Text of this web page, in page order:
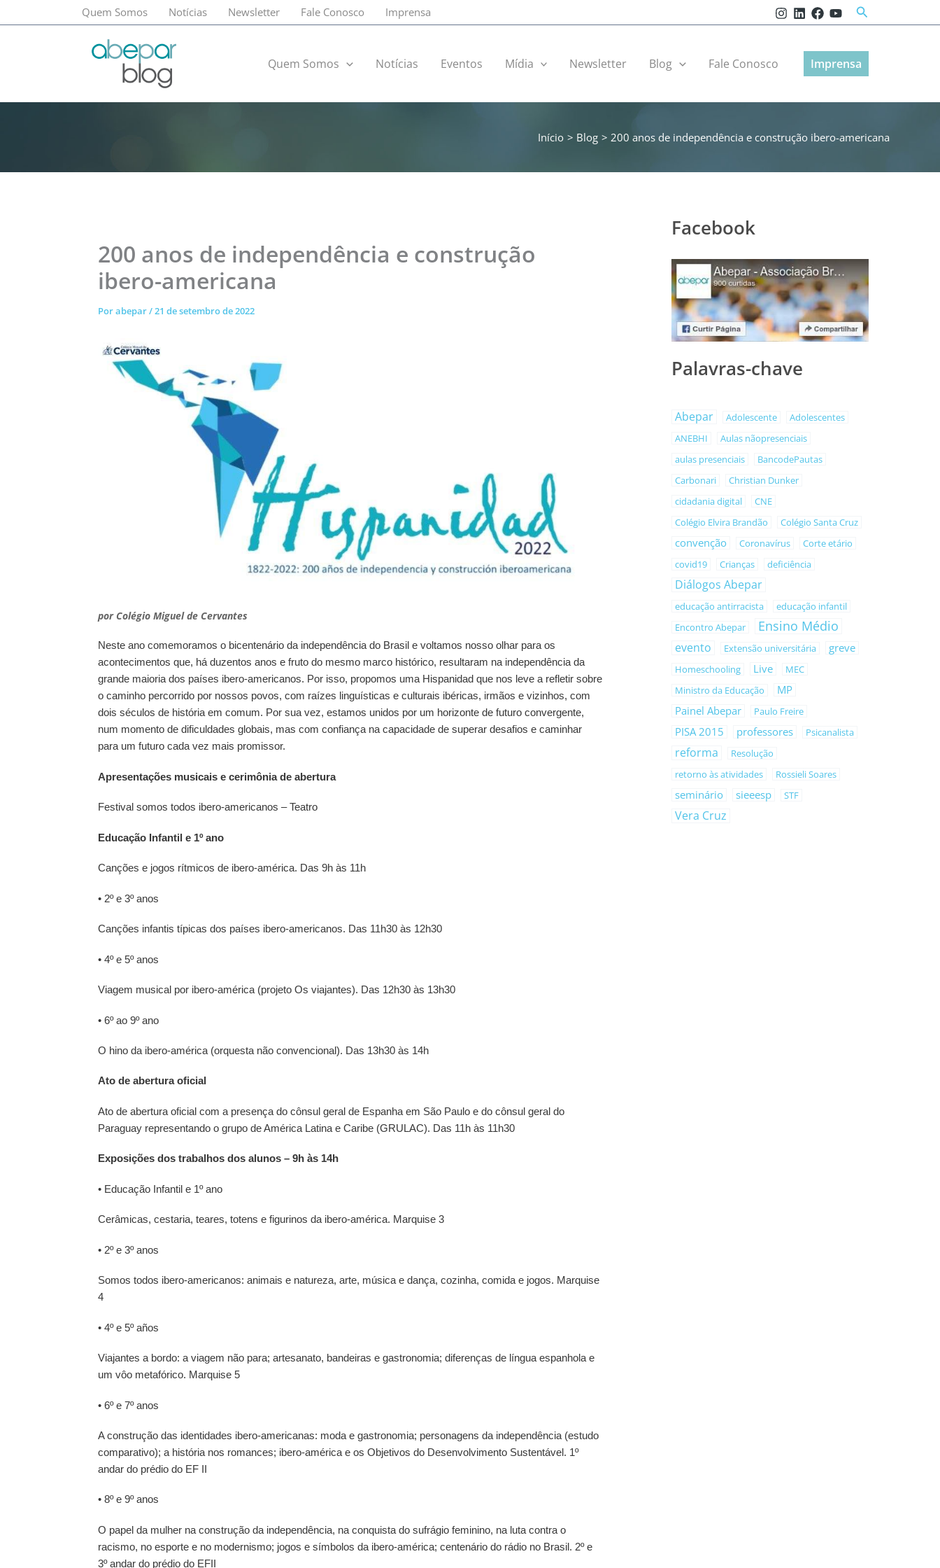
para
Quem Somos Notícias Newsletter Fale Conosco Imprensa Pesquisar
Quem Somos Notícias Eventos Mídia Newsletter Blog Fale Conosco Imprensa
Início Blog 200 anos de independência e construção ibero-americana
200 anos de independência e construção
ibero-americana
Porabepar/21 de setembro de 2022
por Colégio Miguel de Cervantes
Neste ano comemoramos o bicentenário da independência do Brasil e voltamos nosso olhar para os
acontecimentos que, há duzentos anos e fruto do mesmo marco histórico, resultaram na independência da
grande maioria dos países ibero-americanos. Por isso, propomos uma Hispanidad que nos leve a refletir sobre
o caminho percorrido por nossos povos, com raízes linguísticas e culturais ibéricas, irmãos e vizinhos, com
dois séculos de história em comum. Por sua vez, estamos unidos por um horizonte de futuro convergente,
num momento de dificuldades globais, mas com confiança na capacidade de superar desafios e caminhar
para um futuro cada vez mais promissor.
Apresentações musicais e cerimônia de abertura
Festival somos todos ibero-americanos – Teatro
Educação Infantil e 1º ano
Canções e jogos rítmicos de ibero-américa. Das 9h às 11h
• 2º e 3º anos
Canções infantis típicas dos países ibero-americanos. Das 11h30 às 12h30
• 4º e 5º anos
Viagem musical por ibero-américa (projeto Os viajantes). Das 12h30 às 13h30
• 6º ao 9º ano
O hino da ibero-américa (orquesta não convencional). Das 13h30 às 14h
Ato de abertura oficial
Ato de abertura oficial com a presença do cônsul geral de Espanha em São Paulo e do cônsul geral do
Paraguay representando o grupo de América Latina e Caribe (GRULAC). Das 11h às 11h30
Exposições dos trabalhos dos alunos – 9h às 14h
• Educação Infantil e 1º ano
Cerâmicas, cestaria, teares, totens e figurinos da ibero-américa. Marquise 3
• 2º e 3º anos
Somos todos ibero-americanos: animais e natureza, arte, música e dança, cozinha, comida e jogos. Marquise
4
• 4º e 5º años
Viajantes a bordo: a viagem não para; artesanato, bandeiras e gastronomia; diferenças de língua espanhola e
um vôo metafórico. Marquise 5
• 6º e 7º anos
A construção das identidades ibero-americanas: moda e gastronomia; personagens da independência (estudo
comparativo); a história nos romances; ibero-américa e os Objetivos do Desenvolvimento Sustentável. 1º
andar do prédio do EF II
• 8º e 9º anos
O papel da mulher na construção da independência, na conquista do sufrágio feminino, na luta contra o
racismo, no esporte e no modernismo; jogos e símbolos da ibero-américa; centenário do rádio no Brasil. 2º e
3º andar do prédio do EFII
Facebook
Palavras-chave
Abepar Adolescente
Adolescentes
ANEBHI
Aulas nãopresenciais
aulas presenciais
BancodePautas
Carbonari
Christian Dunker
cidadania digital
CNE
Colégio Elvira Brandão
Colégio Santa Cruz
convenção Coronavírus
Corte etário
covid19
Crianças deficiência
Diálogos Abepar
educação antirracista
educação infantil
Encontro Abepar
Ensino Médio
evento Extensão universitária greve
Homeschooling Live
MEC
Ministro da Educação
MP
Painel Abepar
Paulo Freire
PISA 2015 professores Psicanalista
reforma
Resolução
retorno às atividades
Rossieli Soares
seminário sieeesp STF
Vera Cruz